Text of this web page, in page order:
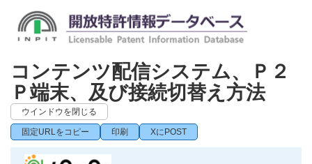
コンテンツ配信システム、Ｐ２
Ｐ端末、及び接続切替え方法
ウインドウを閉じる
固定URLをコピー 印刷 XにPOST